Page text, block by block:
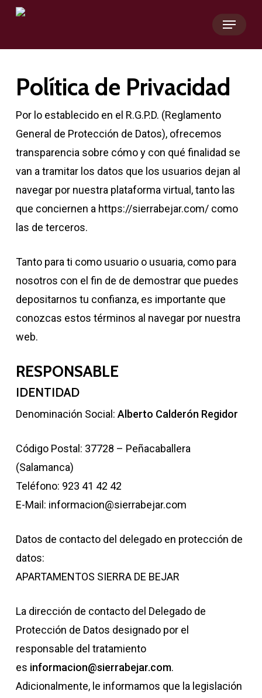
Skip
Menu
Política de Privacidad
Por lo establecido en el R.G.P.D. (Reglamento
General de Protección de Datos), ofrecemos
transparencia sobre cómo y con qué finalidad se
van a tramitar los datos que los usuarios dejan al
navegar por nuestra plataforma virtual, tanto las
que conciernen a https://sierrabejar.com/ como
las de terceros.
Tanto para ti como usuario o usuaria, como para
nosotros con el fin de de demostrar que puedes
depositarnos tu confianza, es importante que
conozcas estos términos al navegar por nuestra
web.
RESPONSABLE
IDENTIDAD
Denominación Social: Alberto Calderón Regidor
Código Postal: 37728 – Peñacaballera
(Salamanca)
Teléfono: 923 41 42 42
E-Mail: informacion@sierrabejar.com
Datos de contacto del delegado en protección de
datos:
APARTAMENTOS SIERRA DE BEJAR
La dirección de contacto del Delegado de
Protección de Datos designado por el
responsable del tratamiento
es informacion@sierrabejar.com.
Adicionalmente, le informamos que la legislación